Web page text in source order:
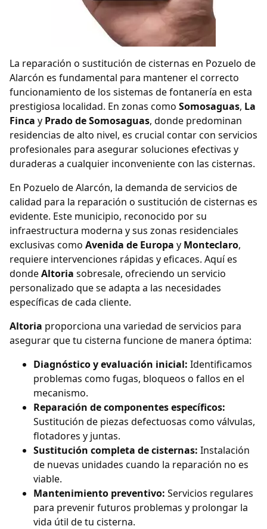
La reparación o sustitución de cisternas en Pozuelo de
Alarcón es fundamental para mantener el correcto
funcionamiento de los sistemas de fontanería en esta
prestigiosa localidad. En zonas como Somosaguas, La
Finca y Prado de Somosaguas, donde predominan
residencias de alto nivel, es crucial contar con servicios
profesionales para asegurar soluciones efectivas y
duraderas a cualquier inconveniente con las cisternas.
En Pozuelo de Alarcón, la demanda de servicios de
calidad para la reparación o sustitución de cisternas es
evidente. Este municipio, reconocido por su
infraestructura moderna y sus zonas residenciales
exclusivas como Avenida de Europa y Monteclaro,
requiere intervenciones rápidas y eficaces. Aquí es
dondeAltoria sobresale, ofreciendo un servicio
personalizado que se adapta a las necesidades
específicas de cada cliente.
Altoria proporciona una variedad de servicios para
asegurar que tu cisterna funcione de manera óptima:
Diagnóstico y evaluación inicial: Identificamos
problemas como fugas, bloqueos o fallos en el
mecanismo.
Reparación de componentes específicos:
Sustitución de piezas defectuosas como válvulas,
flotadores y juntas.
Sustitución completa de cisternas: Instalación
de nuevas unidades cuando la reparación no es
viable.
Mantenimiento preventivo: Servicios regulares
para prevenir futuros problemas y prolongar la
vida útil de tu cisterna.